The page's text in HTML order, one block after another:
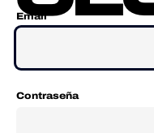
Email
Contraseña